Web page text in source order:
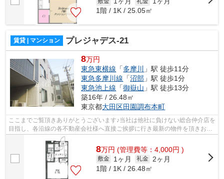
1階 / 1K / 25.05㎡
賃貸 | マンション プレジャデス-21
8万円
東急東横線 「多摩川
」駅 徒歩11分
東急多摩川線 「沼部 」駅 徒歩1分
東急池上線 「御嶽山 」駅 徒歩13分
築16年 / 26.48㎡
東京都大田区田園調布本町
ここまでご覧頂きありがとうございます♪当社は他社に負けない総合仲介店を
目指し、各沿線の各不動産会社様へ直接ご挨拶に行き最新の物件を頂きお客
様へ提供しております！最新の情報は...
8万円 (管理費等：4,000円 )
敷金 1ヶ月 礼金
2ヶ月
1階 / 1K / 26.48㎡